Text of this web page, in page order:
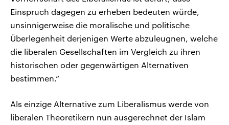
Einspruch dagegen zu erheben bedeuten würde,
unsinnigerweise die moralische und politische
Überlegenheit derjenigen Werte abzuleugnen, welche
die liberalen Gesellschaften im Vergleich zu ihren
historischen oder gegenwärtigen Alternativen
bestimmen.“
Als einzige Alternative zum Liberalismus werde von
liberalen Theoretikern nun ausgerechnet der Islam